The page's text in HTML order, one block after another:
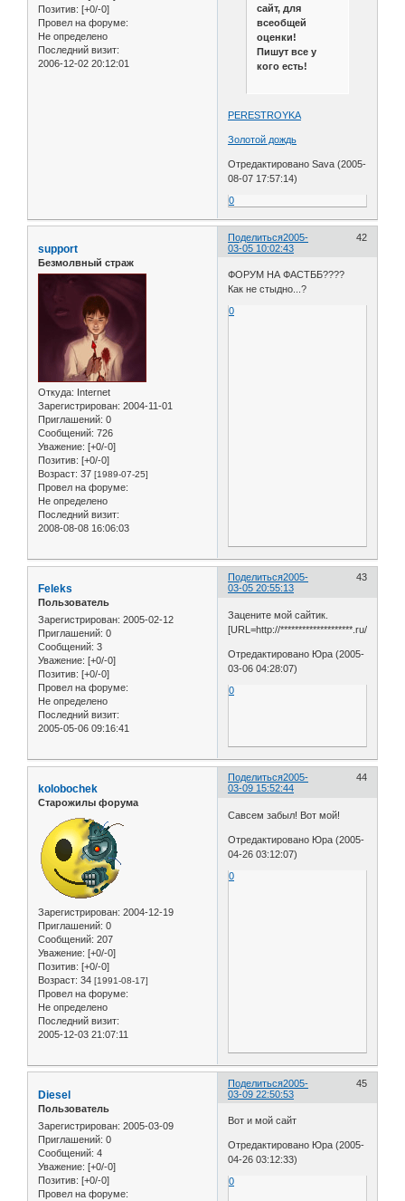
Позитив: [+0/-0]
Провел на форуме:
Не определено
Последний визит:
2006-12-02 20:12:01
сайт, для
всеобщей
оценки!
Пишут все у
кого есть!
PERESTROYKA
Золотой дождь
Отредактировано Sava (2005-
08-07 17:57:14)
0
Поделиться 42
2005-
03-05 10:02:43
support
Безмолвный страж
Откуда: Internet
Зарегистрирован: 2004-11-01
Приглашений: 0
Сообщений: 726
Уважение: [+0/-0]
Позитив: [+0/-0]
Возраст: 37 [1989-07-25]
Провел на форуме:
Не определено
Последний визит:
2008-08-08 16:06:03
ФОРУМ НА ФАСТББ????
Как не стыдно...?
0
Поделиться 43
2005-
03-05 20:55:13
Feleks
Пользователь
Зарегистрирован: 2005-02-12
Приглашений: 0
Сообщений: 3
Уважение: [+0/-0]
Позитив: [+0/-0]
Провел на форуме:
Не определено
Последний визит:
2005-05-06 09:16:41
Зацените мой сайтик.
[URL=http://********************.ru/[/URL]
Отредактировано Юра (2005-
03-06 04:28:07)
0
Поделиться 44
2005-
03-09 15:52:44
kolobochek
Старожилы форума
Зарегистрирован: 2004-12-19
Приглашений: 0
Сообщений: 207
Уважение: [+0/-0]
Позитив: [+0/-0]
Возраст: 34 [1991-08-17]
Провел на форуме:
Не определено
Последний визит:
2005-12-03 21:07:11
Савсем забыл! Вот мой!
Отредактировано Юра (2005-
04-26 03:12:07)
0
Поделиться 45
2005-
03-09 22:50:53
Diesel
Пользователь
Зарегистрирован: 2005-03-09
Приглашений: 0
Сообщений: 4
Уважение: [+0/-0]
Позитив: [+0/-0]
Провел на форуме:
Вот и мой сайт
Отредактировано Юра (2005-
04-26 03:12:33)
0